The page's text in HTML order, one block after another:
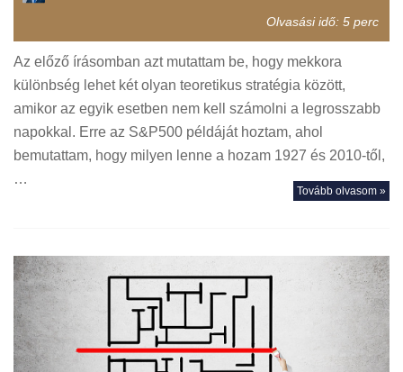
Olvasási idő: 5 perc
Az előző írásomban azt mutattam be, hogy mekkora
különbség lehet két olyan teoretikus stratégia között,
amikor az egyik esetben nem kell számolni a legrosszabb
napokkal. Erre az S&P500 példáját hoztam, ahol
bemutattam, hogy milyen lenne a hozam 1927 és 2010-től,
…
Tovább olvasom »